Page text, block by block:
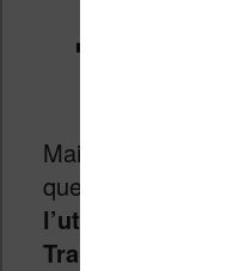
Maintenant que
que
l’utilisation de
Translator.